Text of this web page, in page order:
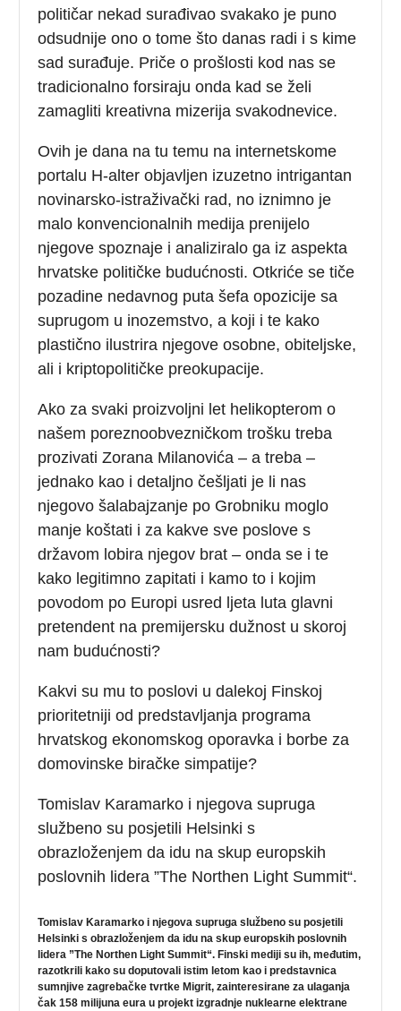
političar nekad surađivao svakako je puno
odsudnije ono o tome što danas radi i s kime
sad surađuje. Priče o prošlosti kod nas se
tradicionalno forsiraju onda kad se želi
zamagliti kreativna mizerija svakodnevice.
Ovih je dana na tu temu na internetskome
portalu H-alter objavljen izuzetno intrigantan
novinarsko-istraživački rad, no iznimno je
malo konvencionalnih medija prenijelo
njegove spoznaje i analiziralo ga iz aspekta
hrvatske političke budućnosti. Otkriće se tiče
pozadine nedavnog puta šefa opozicije sa
suprugom u inozemstvo, a koji i te kako
plastično ilustrira njegove osobne, obiteljske,
ali i kriptopolitičke preokupacije.
Ako za svaki proizvoljni let helikopterom o
našem poreznoobvezničkom trošku treba
prozivati Zorana Milanovića – a treba –
jednako kao i detaljno češljati je li nas
njegovo šalabajzanje po Grobniku moglo
manje koštati i za kakve sve poslove s
državom lobira njegov brat – onda se i te
kako legitimno zapitati i kamo to i kojim
povodom po Europi usred ljeta luta glavni
pretendent na premijersku dužnost u skoroj
nam budućnosti?
Kakvi su mu to poslovi u dalekoj Finskoj
prioritetniji od predstavljanja programa
hrvatskog ekonomskog oporavka i borbe za
domovinske biračke simpatije?
Tomislav Karamarko i njegova supruga
službeno su posjetili Helsinki s
obrazloženjem da idu na skup europskih
poslovnih lidera ”The Northen Light Summit“.
Tomislav Karamarko i njegova supruga službeno su posjetili
Helsinki s obrazloženjem da idu na skup europskih poslovnih
lidera ”The Northen Light Summit“. Finski mediji su ih, međutim,
razotkrili kako su doputovali istim letom kao i predstavnica
sumnjive zagrebačke tvrtke Migrit, zainteresirane za ulaganja
čak 158 milijuna eura u projekt izgradnje nuklearne elektrane